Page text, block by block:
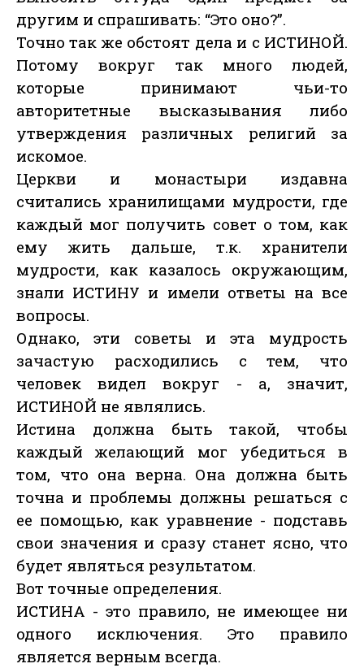
другим и спрашивать: “Это оно?”.
Точно так же обстоят дела и с ИСТИНОЙ.
Потому вокруг так много людей,
которые принимают чьи-то
авторитетные высказывания либо
утверждения различных религий за
искомое.
Церкви и монастыри издавна
считались хранилищами мудрости, где
каждый мог получить совет о том, как
ему жить дальше, т.к. хранители
мудрости, как казалось окружающим,
знали ИСТИНУ и имели ответы на все
вопросы.
Однако, эти советы и эта мудрость
зачастую расходились с тем, что
человек видел вокруг - а, значит,
ИСТИНОЙ не являлись.
Истина должна быть такой, чтобы
каждый желающий мог убедиться в
том, что она верна. Она должна быть
точна и проблемы должны решаться с
ее помощью, как уравнение - подставь
свои значения и сразу станет ясно, что
будет являться результатом.
Вот точные определения.
ИСТИНА - это правило, не имеющее ни
одного исключения. Это правило
является верным всегда.